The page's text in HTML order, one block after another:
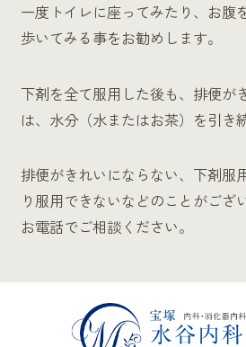
一度トイレに座ってみたり、お腹
歩いてみる事をお勧めします。
下剤を全て服用した後も、排便が
は、水分（水またはお茶）を引き
排便がきれいにならない、下剤服
り服用できないなどのことがござ
お電話でご相談ください。